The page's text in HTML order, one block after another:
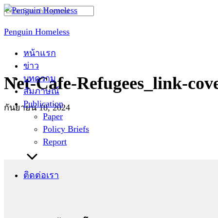
Skip
content
Penguin Homeless
หน้าแรก
ข่าว
บทความ
สัมภาษณ์
Publication
Paper
Policy Briefs
Report
ติดต่อเรา
Search
Net-Cafe-Refugees_link-
กันยายน 18, 2024